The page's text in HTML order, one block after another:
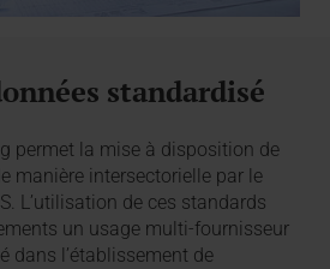
standardisé
permet la mise à disposition de
manière intersectorielle par le
L’utilisation de ces standards
un usage multi-fournisseur
dans l’établissement de